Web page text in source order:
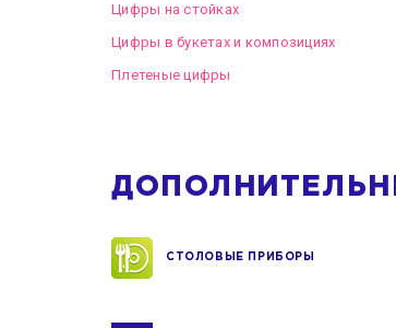
Цифры на стойках
Цифры в букетах и композициях
Плетеные цифры
СТОЛОВЫЕ ПРИБОРЫ